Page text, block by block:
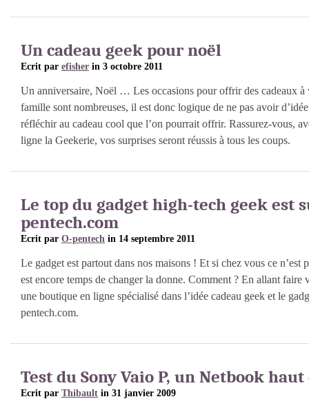
Un cadeau geek pour noël
Ecrit par efisher in 3 octobre 2011
Un anniversaire, Noël … Les occasions pour offrir des cadeaux à
famille sont nombreuses, il est donc logique de ne pas avoir
réfléchir au cadeau cool que l’on pourrait offrir. Rassurez-vous,
ligne la Geekerie, vos surprises seront réussis à tous les coups.
Le top du gadget high-tech geek est
pentech.com
Ecrit par O-pentech in 14 septembre 2011
Le gadget est partout dans nos maisons ! Et si chez vous ce n’est
est encore temps de changer la donne. Comment ? En allant faire
une boutique en ligne spécialisé dans l’idée cadeau geek et le
pentech.com.
Test du Sony Vaio P, un Netbook
Ecrit par Thibault in 31 janvier 2009